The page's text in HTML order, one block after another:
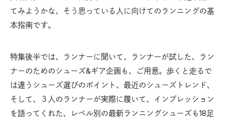
てみようかな、そう思っている人に向けてのランニングの基
本指南です。
特集後半では、ランナーに聞いて、ランナーが試した、ラン
ナーのためのシューズ&ギア企画も、ご用意。歩くと走るで
は違うシューズ選びのポイント、最近のシューズトレンド、
そして、３人のランナーが実際に履いて、インプレッション
を語ってくれた、レベル別の最新ランニングシューズも18足